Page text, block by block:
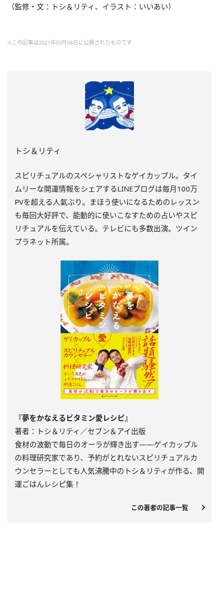
（監修・文：トシ＆リティ、イラスト：いいあい）
※この記事は2021年03月08日に公開されたものです
トシ＆リティ
スピリチュアルのスペシャリストなゲイカップル。タイ
ムリーな開運情報をシェアするLINEブログは毎月100万
PVを超える人氣ぶり。まほう使いになるためのレッスン
も毎回大好評で、能動的に使いこなすための占いやスピ
リチュアルを伝えている。テレビにも多数出演。ツイン
プラネット所属。
『夢をかなえるビタミン愛レシピ』
著者：トシ＆リティ／セブン＆アイ出版
食材の波動で毎日のオーラが輝き出す――ゲイカップル
の料理研究家であり、予約がとれないスピリチュアルカ
ウンセラーとしても人気沸騰中のトシ＆リティが作る、開
運ごはんレシピ集！
この著者の記事一覧